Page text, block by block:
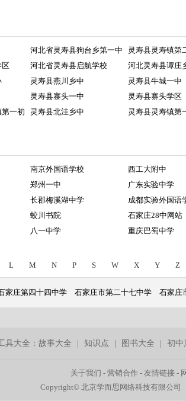
河北省灵寿县狗台乡第一中
灵寿县灵寿镇第
区
河北省灵寿县启航学校
河北灵寿县谭庄
灵寿县燕川乡中
灵寿县牛城一中
灵寿县寨头一中
灵寿县寨头学区
一初
灵寿县北洼乡中 灵寿县灵寿镇第
南京外国语学校
西工大附中
郑州一中
广东实验中学
长郡梅溪湖中学
成都实验外国语
蛟川书院
石家庄28中网站
八一中学 重庆巴蜀中学
L M N P S W X Y Z
家庄第四十四中学 石家庄市第二十七中学 石家庄
具大全：故事大全 |知识点 图书大全 |初中
关于我们 -营销合作 -友情链接 -
Copyright© 北京学而思网络科技有限公司